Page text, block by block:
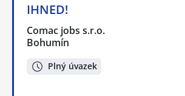
IHNED!
Comac jobs s.r.o.
Bohumín
Plný úvazek